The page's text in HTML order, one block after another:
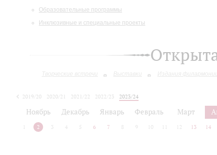
Образовательные программы
Инклюзивные и специальные проекты
Творческие встречи Выставки Издания
2019/20 2020/21 2021/22 2022/23
2023/24
Ноябрь Декабрь Январь Февраль Март
2 3 4 5 6 7 8 9 10 12 13 14